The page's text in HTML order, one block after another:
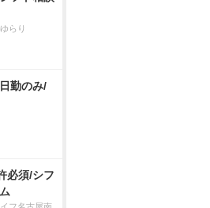
らり
勤のみ/
必須/シフ